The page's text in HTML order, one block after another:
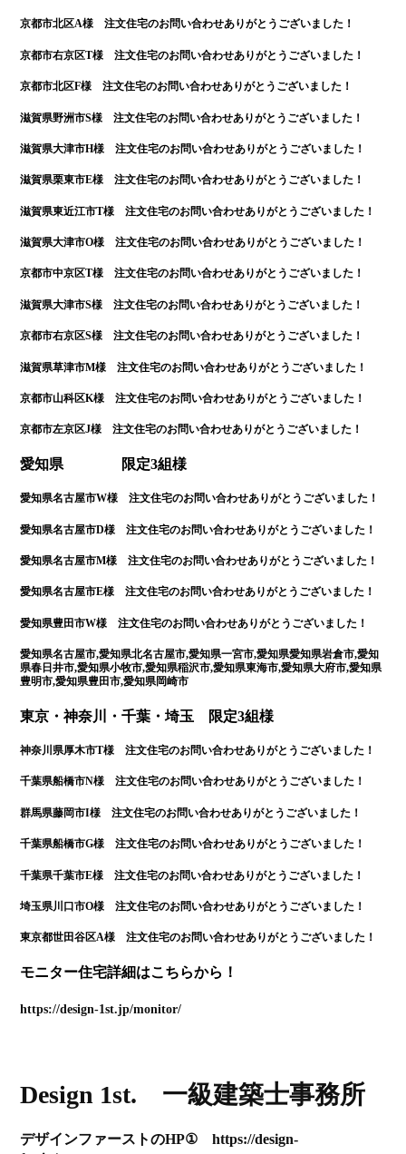
京都市北区A様 注文住宅のお問い合わせありがとうございました！
京都市右京区T様 注文住宅のお問い合わせありがとうございました！
京都市北区F様 注文住宅のお問い合わせありがとうございました！
滋賀県野洲市S様 注文住宅のお問い合わせありがとうございました！
滋賀県大津市H様 注文住宅のお問い合わせありがとうございました！
滋賀県栗東市E様 注文住宅のお問い合わせありがとうございました！
滋賀県東近江市T様 注文住宅のお問い合わせありがとうございました！
滋賀県大津市O様 注文住宅のお問い合わせありがとうございました！
京都市中京区T様 注文住宅のお問い合わせありがとうございました！
滋賀県大津市S様 注文住宅のお問い合わせありがとうございました！
京都市右京区S様 注文住宅のお問い合わせありがとうございました！
滋賀県草津市M様 注文住宅のお問い合わせありがとうございました！
京都市山科区K様 注文住宅のお問い合わせありがとうございました！
京都市左京区J様 注文住宅のお問い合わせありがとうございました！
愛知県 限定3組様
愛知県名古屋市W様 注文住宅のお問い合わせありがとうございました！
愛知県名古屋市D様 注文住宅のお問い合わせありがとうございました！
愛知県名古屋市M様 注文住宅のお問い合わせありがとうございました！
愛知県名古屋市E様 注文住宅のお問い合わせありがとうございました！
愛知県豊田市W様 注文住宅のお問い合わせありがとうございました！
愛知県名古屋市,愛知県北名古屋市,愛知県一宮市,愛知県愛知県岩倉市,愛知
県春日井市,愛知県小牧市,愛知県稲沢市,愛知県東海市,愛知県大府市,愛知県
豊明市,愛知県豊田市,愛知県岡崎市
東京・神奈川・千葉・埼玉 限定3組様
神奈川県厚木市T様 注文住宅のお問い合わせありがとうございました！
千葉県船橋市N様 注文住宅のお問い合わせありがとうございました！
群馬県藤岡市I様 注文住宅のお問い合わせありがとうございました！
千葉県船橋市G様 注文住宅のお問い合わせありがとうございました！
千葉県千葉市E様 注文住宅のお問い合わせありがとうございました！
埼玉県川口市O様 注文住宅のお問い合わせありがとうございました！
東京都世田谷区A様 注文住宅のお問い合わせありがとうございました！
モニター住宅詳細はこちらから！
https://design-1st.jp/monitor/
Design 1st. 一級建築士事務所
デザインファーストのHP① https://design-